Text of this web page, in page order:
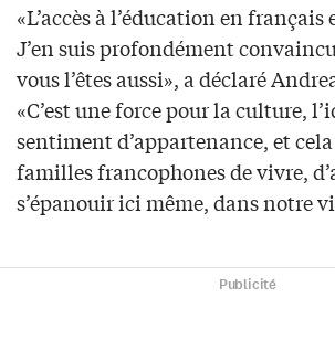
«L’accès à l’éducation en français
J’en suis profondément
vous l’êtes aussi», a déclaré
«C’est une force pour la culture,
sentiment d’appartenance, et
familles francophones de vivre,
s’épanouir ici même, dans notre
Publicité